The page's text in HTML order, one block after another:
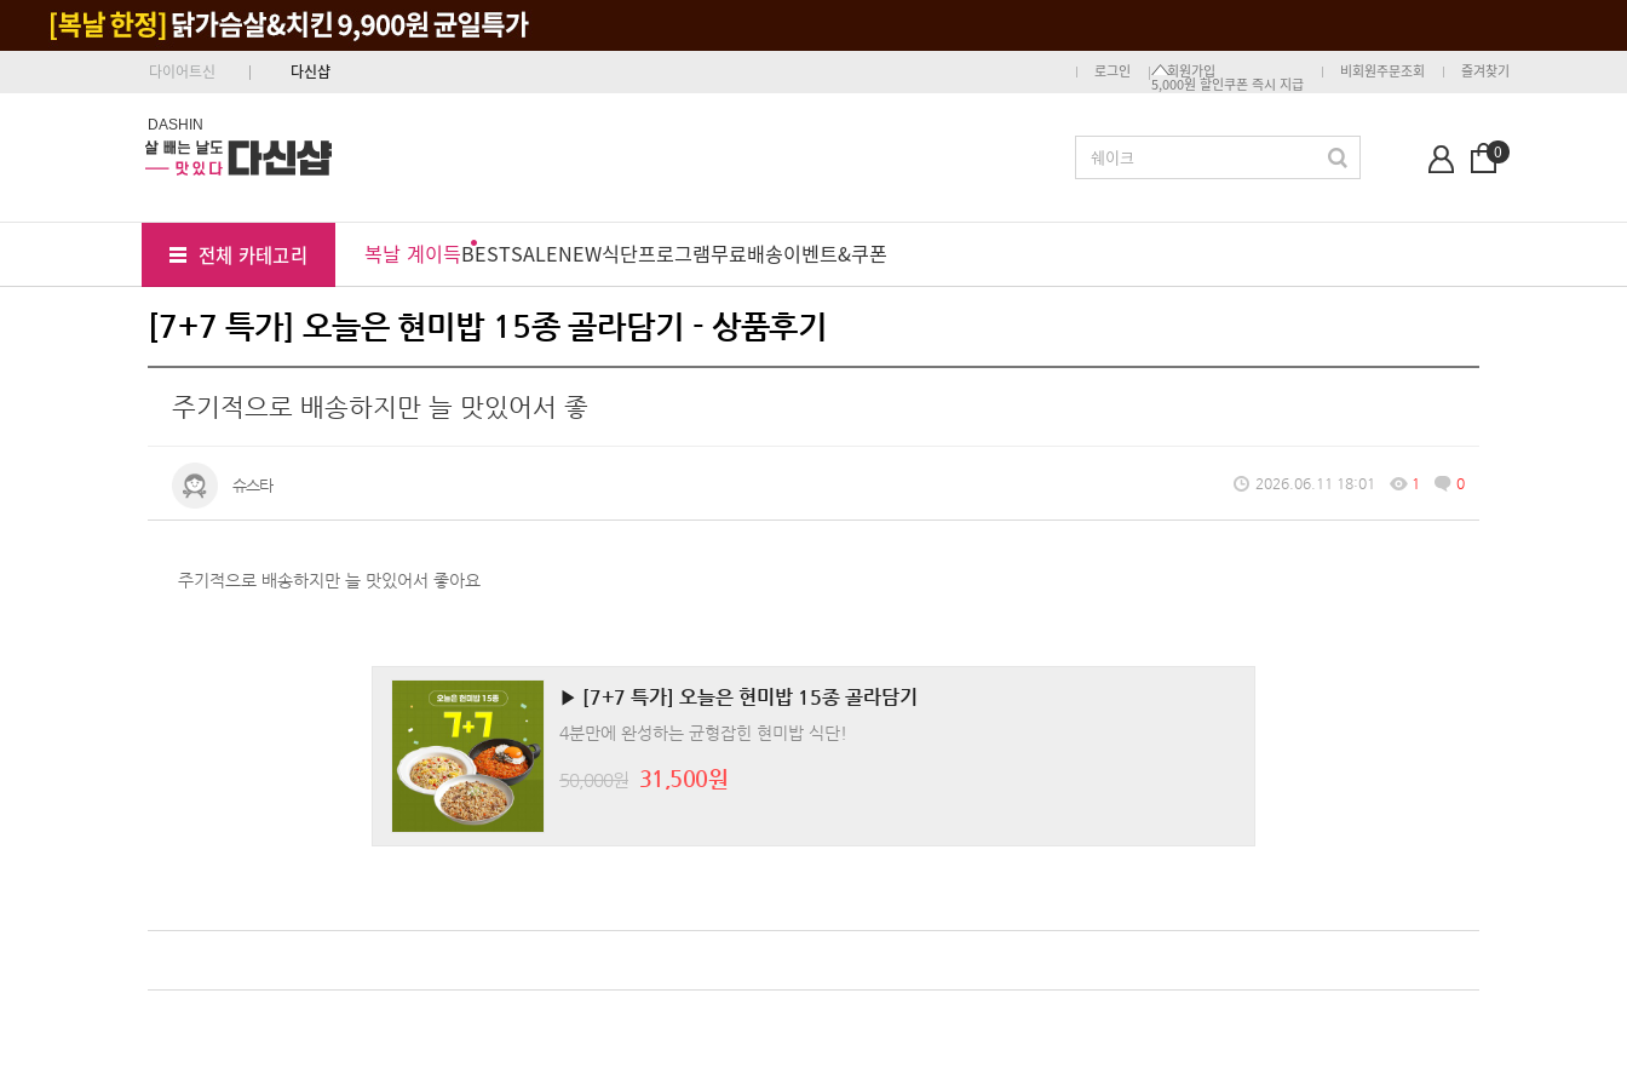
다이어트신 다신샵 로그인 회원가입
5,000원 할인쿠폰 즉시 지급
비회원주문조회 즐겨찾기
DASHIN
0
전체 카테고리 복날 계이득BESTSALENEW식단프로그램무료배송이벤트&쿠폰
[7+7 특가] 오늘은 현미밥 15종 골라담기 - 상품후기
주기적으로 배송하지만 늘 맛있어서 좋
슈스타 2026.06.11 18:01 1 0
주기적으로 배송하지만 늘 맛있어서 좋아요
▶ [7+7 특가] 오늘은 현미밥 15종 골라담기
4분만에 완성하는 균형잡힌 현미밥 식단!
50,000원 31,500원